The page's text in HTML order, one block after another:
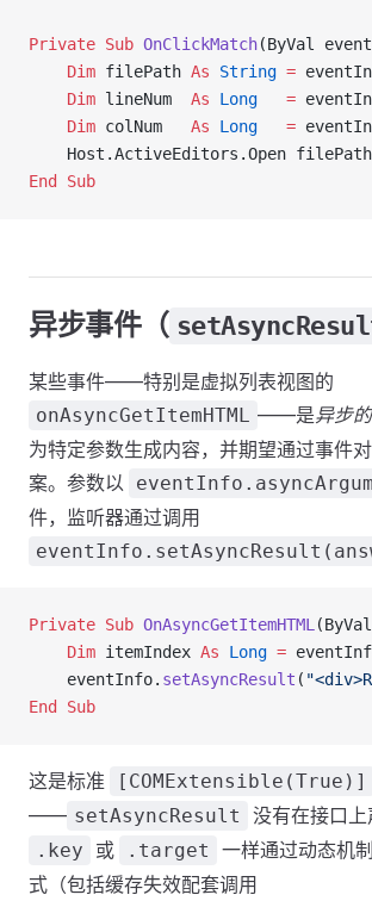
Private Sub OnClickMatch(ByVal
    Dim
filePath As String =
    Dim
lineNum As Long
   =
    Dim
colNum As Long
   =
Host.ActiveEditors.Open
End Sub
异步事件（
某些事件——特别是虚拟列表视图的
onAsyncGetItemHTML ——是异步的
为特定参数生成内容，并期望通过事件
案。参数以
件，监听器通过调用
Private Sub OnAsyncGetItemHTML
    Dim
itemIndex As Long =
    eventInfo.
setAsyncResult (
End Sub
这是标准 [COMExtensible(True)]
—— setAsyncResult 没有在接口
.key 或 .target
一样通过动态机
式（包括缓存失效配套调用